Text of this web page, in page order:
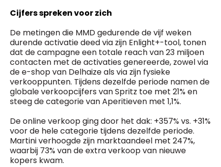
Cijfers spreken voor zich
De metingen die MMD gedurende de vijf weken
durende activatie deed via zijn Enlight+-tool, tonen
dat de campagne een totale reach van 23 miljoen
contacten met de activaties genereerde, zowel via
de e-shop van Delhaize als via zijn fysieke
verkooppunten. Tijdens dezelfde periode namen de
globale verkoopcijfers van Spritz toe met 21% en
steeg de categorie van Aperitieven met 1,1%.
De online verkoop ging door het dak: +357% vs. +31%
voor de hele categorie tijdens dezelfde periode.
Martini verhoogde zijn marktaandeel met 247%,
waarbij 73% van de extra verkoop van nieuwe
kopers kwam.